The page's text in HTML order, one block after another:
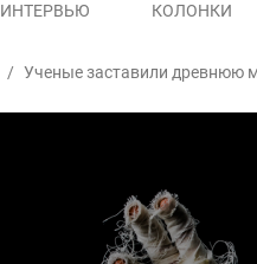
ИНТЕРВЬЮ КОЛОНКИ
/ Ученые заставили древнюю